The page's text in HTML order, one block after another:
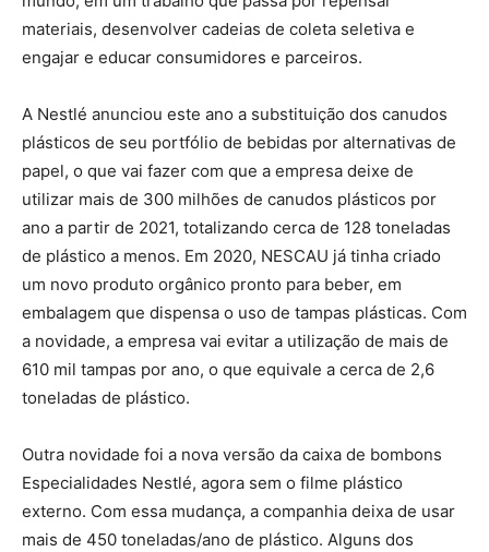
materiais, desenvolver cadeias de coleta seletiva e
engajar e educar consumidores e parceiros.
A Nestlé anunciou este ano a substituição dos canudos
plásticos de seu portfólio de bebidas por alternativas de
papel, o que vai fazer com que a empresa deixe de
utilizar mais de 300 milhões de canudos plásticos por
ano a partir de 2021, totalizando cerca de 128 toneladas
de plástico a menos. Em 2020, NESCAU já tinha criado
um novo produto orgânico pronto para beber, em
embalagem que dispensa o uso de tampas plásticas. Com
a novidade, a empresa vai evitar a utilização de mais de
610 mil tampas por ano, o que equivale a cerca de 2,6
toneladas de plástico.
Outra novidade foi a nova versão da caixa de bombons
Especialidades Nestlé, agora sem o filme plástico
externo. Com essa mudança, a companhia deixa de usar
mais de 450 toneladas/ano de plástico. Alguns dos